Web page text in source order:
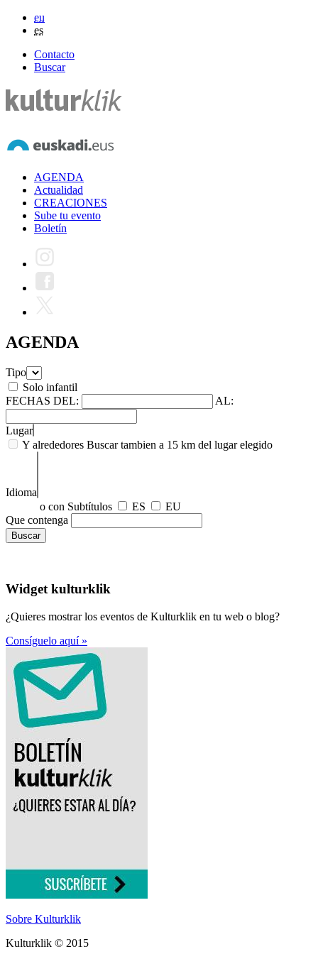
eu
es
Contacto
Buscar
AGENDA
Actualidad
CREACIONES
Sube tu evento
Boletín
AGENDA
Tipo
Solo infantil
FECHAS DEL: AL:
Lugar
Y alrededores Buscar tambien a 15 km del lugar elegido
Idioma
o con Subtítulos
ES
EU
Que contenga
Widget kulturklik
¿Quieres mostrar los eventos de Kulturklik en tu web o blog?
Consíguelo aquí »
Sobre Kulturklik
Kulturklik © 2015